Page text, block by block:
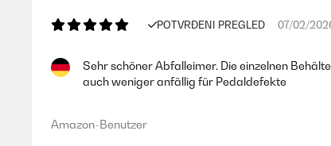
POTVRĐENI PREGLED 07/02/
Sehr schöner Abfalleimer. Die einzelnen
auch weniger anfällig für Pedaldefekte
Amazon-Benutzer